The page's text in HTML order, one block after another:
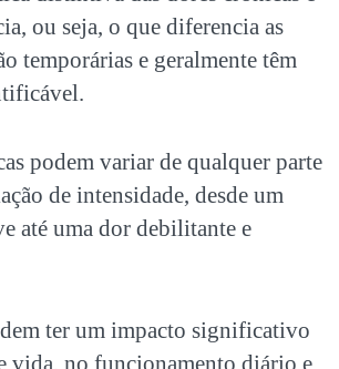
ou seja, o que diferencia as
temporárias e geralmente têm
podem variar de qualquer parte
de intensidade, desde um
até uma dor debilitante e
ter um impacto significativo
vida, no funcionamento diário e